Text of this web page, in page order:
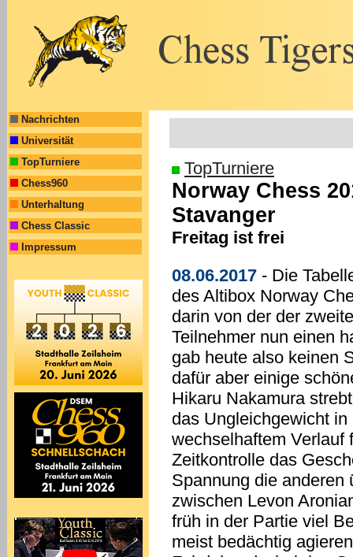
Nachrichten
Universität
TopTurniere
Chess960
Unterhaltung
Chess Classic
Impressum
TopTurniere
Norway Chess
Stavanger
Freitag ist frei
08.06.2017 - Die
des Altibox Norway
darin von der der
Teilnehmer nun einen
gab heute also keinen
dafür aber einige
Hikaru Nakamura
das Ungleichgewicht
wechselhaftem Verlauf
Zeitkontrolle das
Spannung die anderen
zwischen Levon
früh in der Partie viel
meist bedächtig